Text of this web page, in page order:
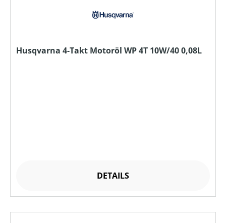
Husqvarna 4-Takt Motoröl WP 4T 10W/40 0,08L
DETAILS